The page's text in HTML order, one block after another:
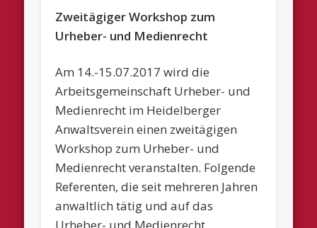
Zweitägiger Workshop zum
Urheber- und Medienrecht
Am 14.-15.07.2017 wird die
Arbeitsgemeinschaft Urheber- und
Medienrecht im Heidelberger
Anwaltsverein einen zweitägigen
Workshop zum Urheber- und
Medienrecht veranstalten. Folgende
Referenten, die seit mehreren Jahren
anwaltlich tätig und auf das